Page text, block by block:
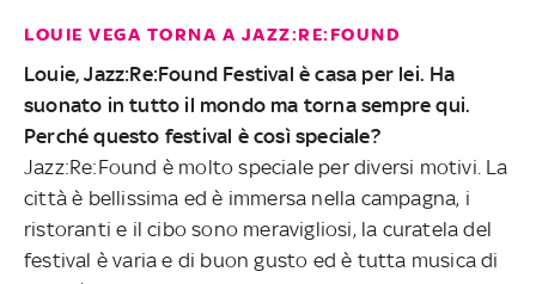
LOUIE VEGA TORNA A JAZZ:RE:FOUND
Louie, Jazz:Re:Found Festival è casa per lei. Ha
suonato in tutto il mondo ma torna sempre qui.
Perché questo festival è così speciale?
Jazz:Re:Found è molto speciale per diversi motivi. La
città è bellissima ed è immersa nella campagna, i
ristoranti e il cibo sono meravigliosi, la curatela del
festival è varia e di buon gusto ed è tutta musica di